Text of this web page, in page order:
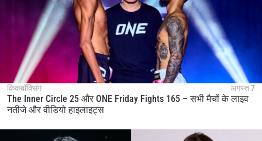
किकबॉक्सिंग अगस्त 7
The Inner Circle 25 और ONE Friday Fights 165 – सभी मैचों के लाइव
नतीजे और वीडियो हाइलाइट्स